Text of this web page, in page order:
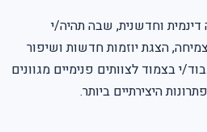
וחדשנית, שבה תהיה/י
הצגת יוזמות חדשות ושיפור
י בצמוד לצוותים פנימיים מגוונים
היצירתיים ביותר.